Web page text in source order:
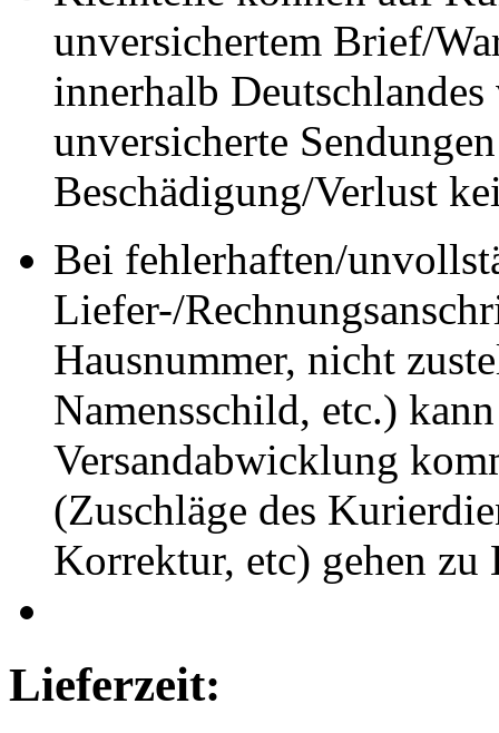
unversichertem Brief/
innerhalb
unversicherte
Beschädigung/Verlust
Bei fehlerhaften/
Liefer-/
Hausnummer, nicht
Namensschild, etc.)
Versandabwicklung
(Zuschläge des
Korrektur, etc) gehen zu
Lieferzeit: